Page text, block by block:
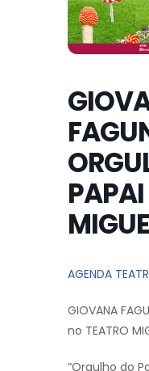
AGENDA
GIOVANA
no TEATRO
“Orgulho do